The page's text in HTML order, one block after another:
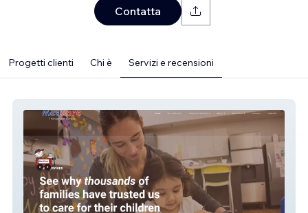
Contatta
Progetti clienti Chi è Servizi e recensioni